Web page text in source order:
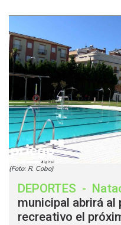
(Foto: R. Cobo)
DEPORTES -
municipal abrirá al
recreativo el